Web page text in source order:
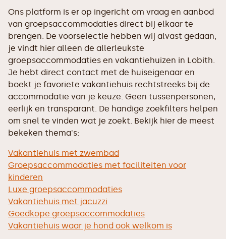
Ons platform is er op ingericht om vraag en aanbod
van groepsaccommodaties direct bij elkaar te
brengen. De voorselectie hebben wij alvast gedaan,
je vindt hier alleen de allerleukste
groepsaccommodaties en vakantiehuizen in Lobith.
Je hebt direct contact met de huiseigenaar en
boekt je favoriete vakantiehuis rechtstreeks bij de
accommodatie van je keuze. Geen tussenpersonen,
eerlijk en transparant. De handige zoekfilters helpen
om snel te vinden wat je zoekt. Bekijk hier de meest
bekeken thema's:
Vakantiehuis met zwembad
Groepsaccommodaties met faciliteiten voor
kinderen
Luxe groepsaccommodaties
Vakantiehuis met jacuzzi
Goedkope groepsaccommodaties
Vakantiehuis waar je hond ook welkom is